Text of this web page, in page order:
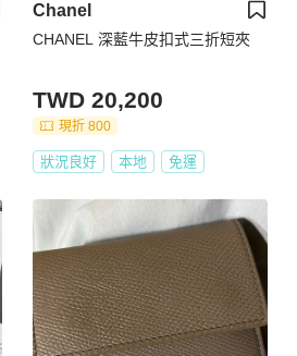
Chanel
CHANEL 深藍牛皮扣式三折短夾
TWD 20,200
現折 800
狀況良好 本地 免運